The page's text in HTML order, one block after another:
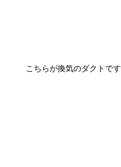
こちらが換気のダクトです